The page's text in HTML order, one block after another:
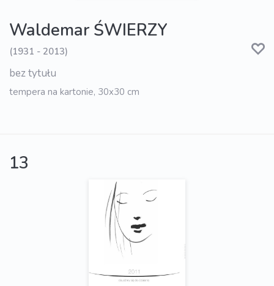
Waldemar ŚWIERZY
(1931 - 2013)
bez tytułu
tempera na kartonie, 30x30 cm
13